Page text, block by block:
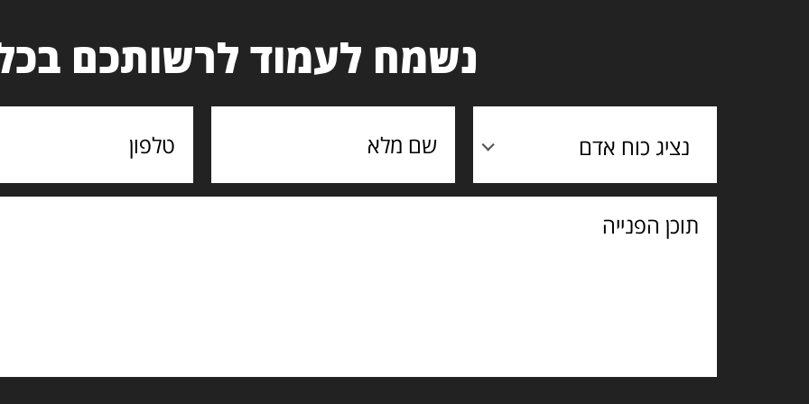
נשמח לעמוד לרשותכם
נציג כוח אדם
תוכן